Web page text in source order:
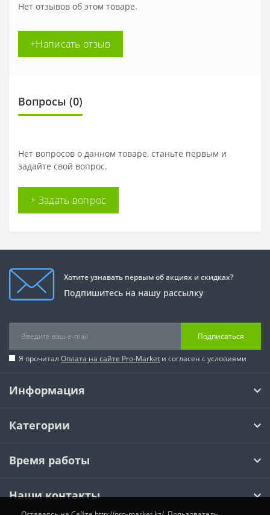
Нет отзывов об этом товаре.
+Написать отзыв
Вопросы (0)
Нет вопросов о данном товаре, станьте первым и
задайте свой вопрос.
+ Задать вопрос
Хотите узнавать первым об акциях и скидках?
Подпишитесь на нашу рассылку
Подписаться
Я прочитал Оплата на сайте Pro-Market и согласен с условиями
Информация
Категории
Время работы
Наши контакты